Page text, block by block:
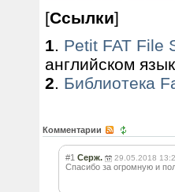
[Ссылки]
1. Petit FAT File
английском
2. Библиотека
Комментарии
#1 Серж. 29.05.2018
Спасибо за огромную и